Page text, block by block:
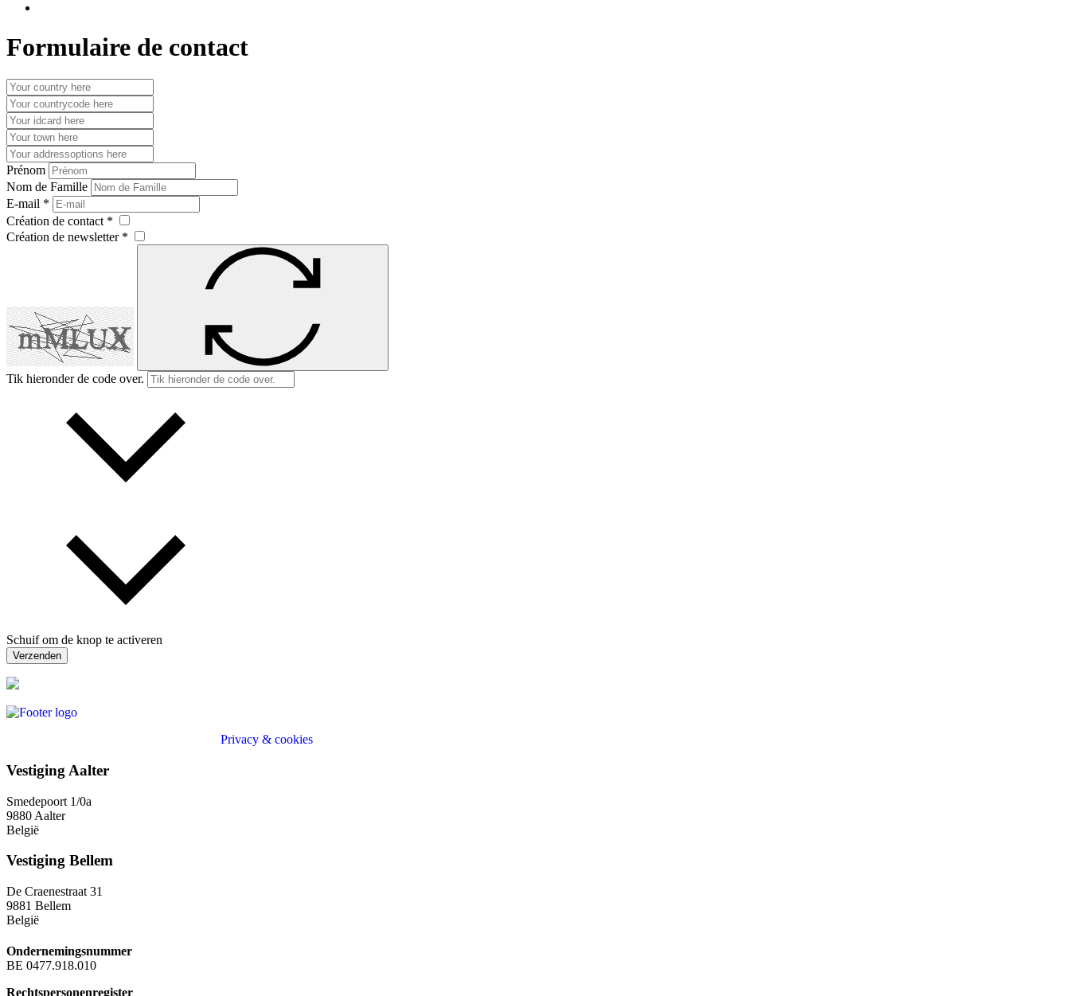
Formulaire de contact
Prénom
Nom de Famille
E-mail *
Création de contact *
Création de newsletter *
Tik hieronder de code over.
Schuif om de knop te activeren
Verzenden
Privacy & cookies
Vestiging Aalter
Smedepoort 1/0a
9880 Aalter
België
Vestiging Bellem
De Craenestraat 31
9881 Bellem
België
Ondernemingsnummer
BE 0477.918.010
Rechtspersonenregister